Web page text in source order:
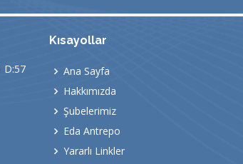
D:57
Kısayollar
Ana Sayfa
Hakkımızda
Şubelerimiz
Eda Antrepo
Yararlı Linkler